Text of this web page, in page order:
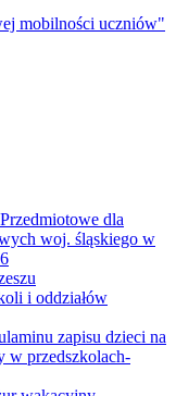
mobilności uczniów"
dla
woj. śląskiego w
i oddziałów
zapisu dzieci na
w przedszkolach-